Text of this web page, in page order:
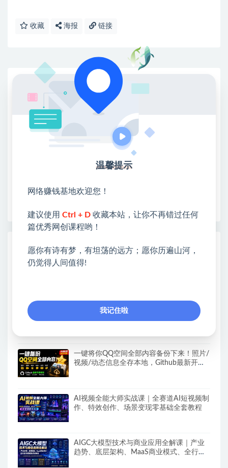
收藏 海报 链接
网赚基地简介
站长微信：无
❤本站：本站整合多方资源站，主要面向互联网创业
类&副业类，资源丰富 物超所值。
❤能助您：找项目 + 低成本创业 + 减少信息差 + 见识
❤本站为众多团队提供了重要价值，也为众多创业者
❤如果您也依存于互联网，欢迎加入本站会员，将尽
热门课程展示
抖音小店运营课程，不动销起店、图文带货
小红书卖艺术疗愈活动方案，323天到手
一键将你QQ空间全部内容备份下来！照片/
视频/动态信息全存本地，Github最新开源
AI视频全能大师实战课｜全赛道AI短视频制
作、特效创作、场景变现零基础全套教程
AIGC大模型技术与商业应用全解课｜产业
趋势、底层架构、MaaS商业模式、全行业
温馨提示
网络赚钱基地欢迎您！
建议使用 Ctrl + D 收藏本站，让你不再错过任何
篇优秀网创课程哟！
愿你有诗有梦，有坦荡的远方；愿你历遍山河，
仍觉得人间值得!
我记住啦